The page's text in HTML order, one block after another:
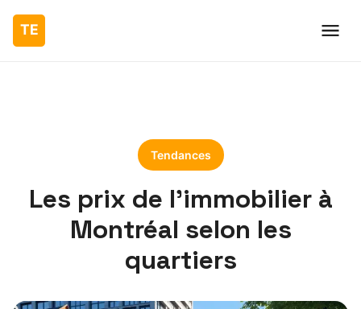
Tendances
Les prix de l’immobilier à
Montréal selon les
quartiers